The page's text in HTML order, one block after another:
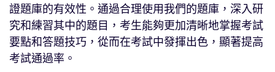
證題庫的有效性。通過合理使用我們的題庫，深入研
究和練習其中的題目，考生能夠更加清晰地掌握考試
要點和答題技巧，從而在考試中發揮出色，顯著提高
考試通過率。